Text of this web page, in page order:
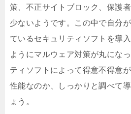
策、不正サイトブロック、保護
少ないようです。この中で自分
ているセキュリティソフトを導
ようにマルウェア対策が丸にな
ティソフトによって得意不得意
性能なのか、しっかりと調べて
ょう。